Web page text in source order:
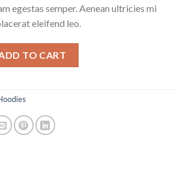
egestas semper. Aenean ultricies mi
eleifend leo.
TO CART